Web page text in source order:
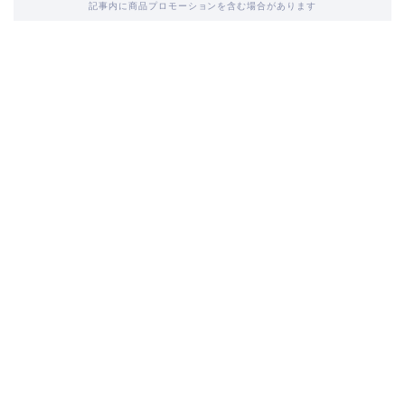
記事内に商品プロモーションを含む場合があります